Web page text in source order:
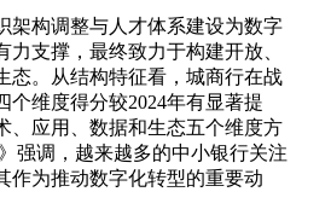
架构调整与人才体系建设为数字
支撑，最终致力于构建开放、
态。从结构特征看，城商行在战
个维度得分较2024年有显著提
、应用、数据和生态五个维度方
强调，越来越多的中小银行关注
作为推动数字化转型的重要动